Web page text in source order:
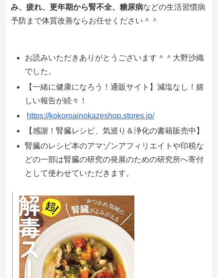
み、疲れ、更年期から腎不全、糖尿病などの生活習慣病
予防まで体質改善ならお任せください＾＾
お読みいただきありがとうございます＾＾大野沙織
でした。
【一緒に健康になろう！通販サイト】減塩なし！嬉
しい報告が続々！
https://kokoroainokazeshop.stores.jp/
【感謝！腎臓レシピ、気巡り＆浄化の書籍販売中】
腎臓のレシピ本のアマゾンアフィリエイトや印税な
どの一部は腎臓の研究の発展のための研究所へ寄付
として使わせていただきます。